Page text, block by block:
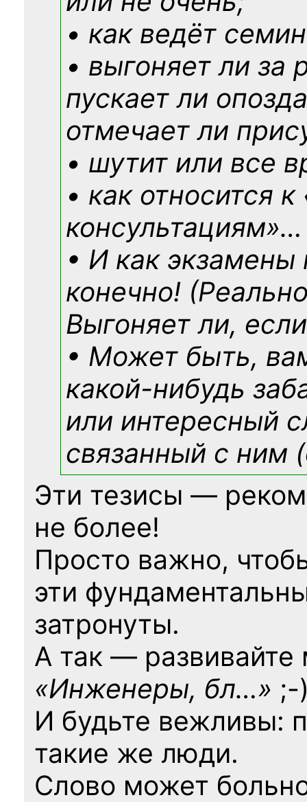
• как ведёт
• выгоняет ли за
пускает ли
отмечает ли
• шутит или все
• как относится
консультациям»…
• И как экзамены
конечно!
Выгоняет ли,
• Может быть,
какой-нибудь
или интересный
связанный с ним
Эти тезисы —
не более!
Просто важно,
эти
затронуты.
А так — развивайте
«Инженеры, бл…» ;-
И будьте вежливы:
такие же люди.
Слово может